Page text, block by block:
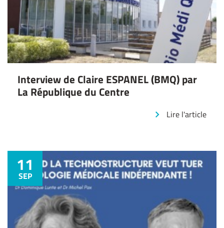
Interview de Claire ESPANEL (BMQ) par
La République du Centre
Lire l'article
11
SEP